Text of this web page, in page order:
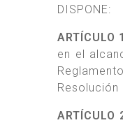
DISPONE:
ARTÍCULO
en el
Resolución
ARTÍCULO